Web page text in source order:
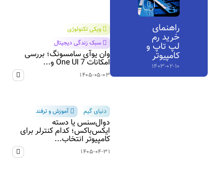
راهنمای
خرید رم
لپ تاپ و
کامپیوتر
۱۴۰۳-۰۲-۱۰
ویکی تکنولوژی
سبک زندگی دیجیتال
وان یوآی سامسونگ؛ بررسی
امکانات One UI 7 و...
۱۴۰۵-۰۵-۰۳
دنیای گیم آموزش و ترفند
دوال‌سنس یا دسته
ایکس‌باکس؛ کدام کنترلر برای
کامپیوتر انتخاب...
۱۴۰۵-۰۴-۳۱